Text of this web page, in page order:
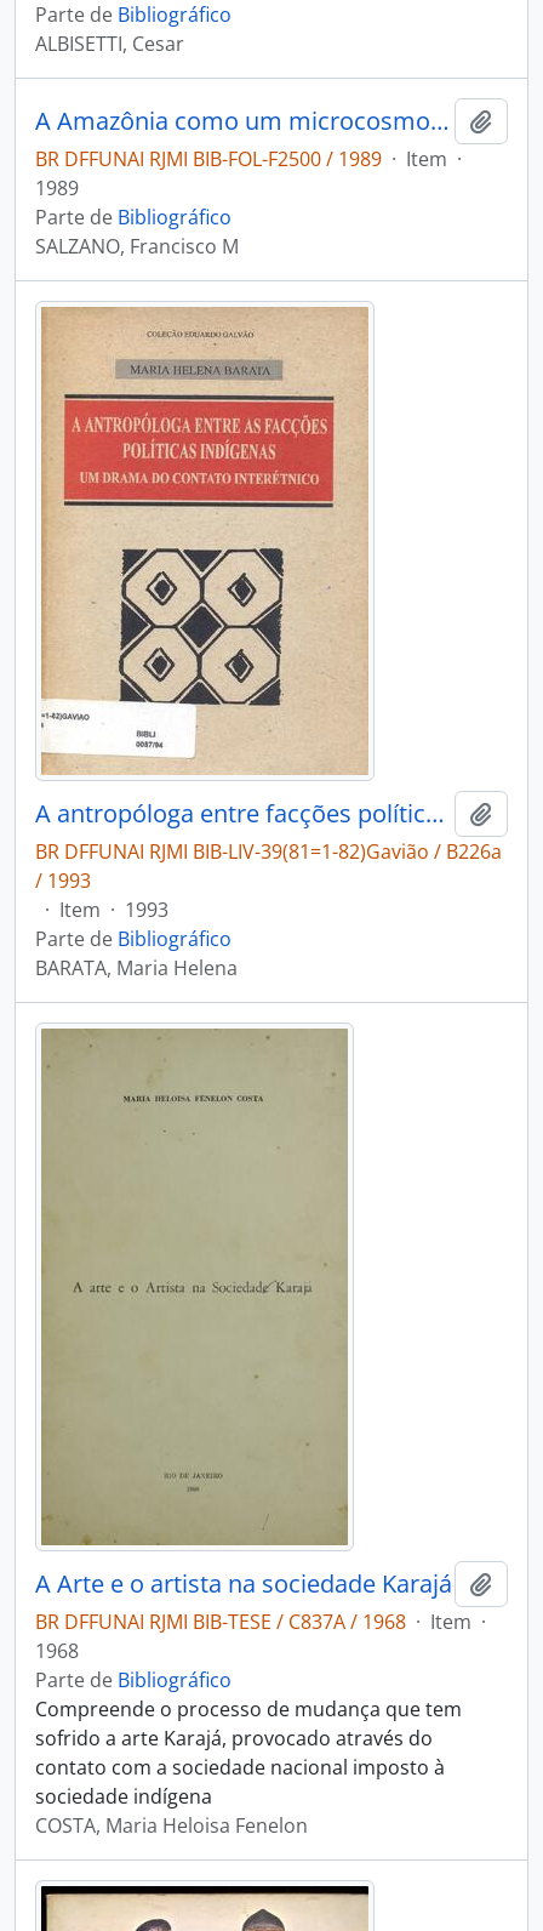
Parte de Bibliográfico
ALBISETTI, Cesar
A Amazônia como um microcosmo: populações indígenas.
BR DFFUNAI RJMI BIB-FOL-F2500 / 1989 · Item ·
1989
Parte de Bibliográfico
SALZANO, Francisco M
A antropóloga entre facções políticas indígenas: um drama do contato interétnico.
BR DFFUNAI RJMI BIB-LIV-39(81=1-82)Gavião / B226a
/ 1993
· Item · 1993
Parte de Bibliográfico
BARATA, Maria Helena
A Arte e o artista na sociedade Karajá
BR DFFUNAI RJMI BIB-TESE / C837A / 1968 · Item ·
1968
Parte de Bibliográfico
Compreende o processo de mudança que tem
sofrido a arte Karajá, provocado através do
contato com a sociedade nacional imposto à
sociedade indígena
COSTA, Maria Heloisa Fenelon